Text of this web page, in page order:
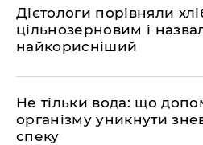
Дієтологи порівняли
цільнозерновим і
найкорисніший
Не тільки вода: що
організму уникнути
спеку